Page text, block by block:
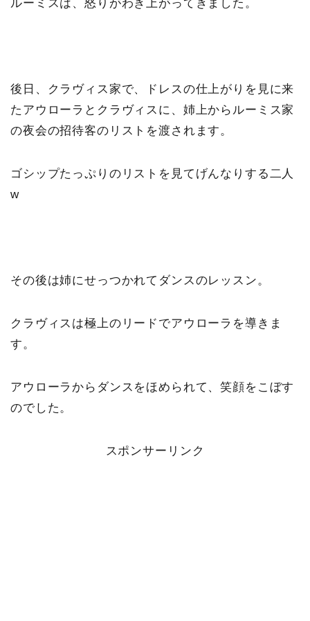
ルーミスは、怒りがわき上がってきました。
後日、クラヴィス家で、ドレスの仕上がりを見に来
たアウローラとクラヴィスに、姉上からルーミス家
の夜会の招待客のリストを渡されます。
ゴシップたっぷりのリストを見てげんなりする二人
w
その後は姉にせっつかれてダンスのレッスン。
クラヴィスは極上のリードでアウローラを導きま
す。
アウローラからダンスをほめられて、笑顔をこぼす
のでした。
スポンサーリンク